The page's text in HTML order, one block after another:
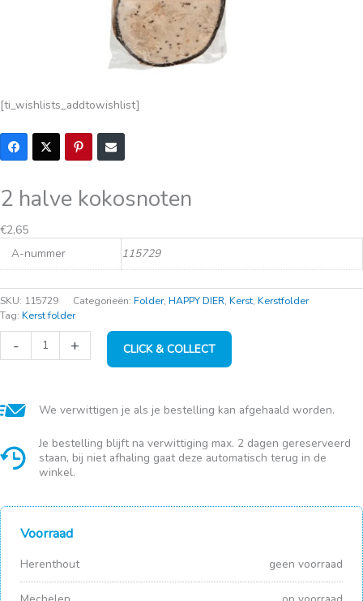
[ti_wishlists_addtowishlist]
2 halve kokosnoten
€2,65
A-nummer
115729
SKU: 115729 Categorieën: Folder, HAPPY DIER, Kerst, Kerstfolder
Tag: Kerst folder
-
2
halve
+ CLICK & COLLECT
We verwittigen je als je bestelling kan afgehaald worden.
Je bestelling blijft na verwittiging max. 2 dagen gereserveerd
staan, bij niet afhaling gaat deze automatisch terug in de
winkel.
Voorraad
Herenthout geen voorraad